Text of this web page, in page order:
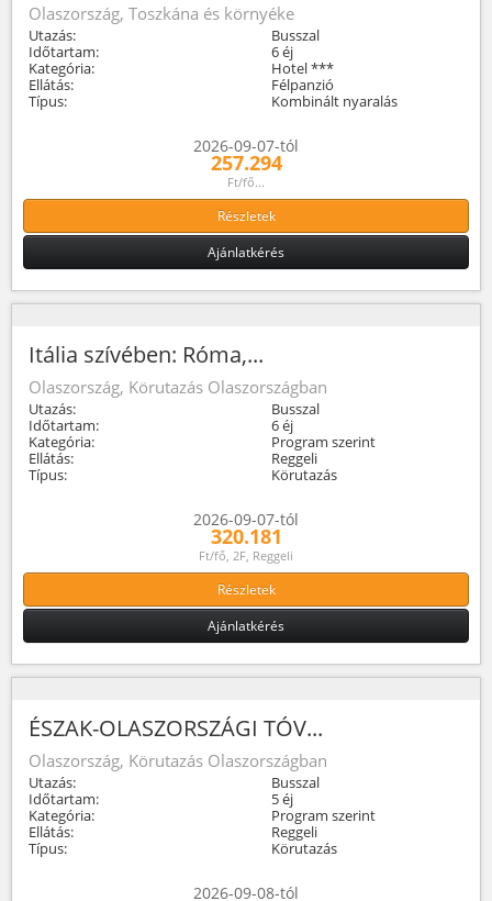
Olaszország, Toszkána és környéke
Utazás:
Busszal
Időtartam:
6 éj
Kategória:
Hotel ***
Ellátás:
Félpanzió
Típus:
Kombinált nyaralás
2026-09-07-tól
257.294
Ft/fő...
Részletek
Ajánlatkérés
Itália szívében: Róma,...
Olaszország, Körutazás Olaszországban
Utazás:
Busszal
Időtartam:
6 éj
Kategória:
Program szerint
Ellátás:
Reggeli
Típus:
Körutazás
2026-09-07-tól
320.181
Ft/fő, 2F, Reggeli
Részletek
Ajánlatkérés
ÉSZAK-OLASZORSZÁGI TÓV...
Olaszország, Körutazás Olaszországban
Utazás:
Busszal
Időtartam:
5 éj
Kategória:
Program szerint
Ellátás:
Reggeli
Típus:
Körutazás
2026-09-08-tól